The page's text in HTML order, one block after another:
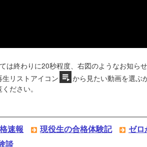
は終わりに20秒程度、右図のようなお知ら
リストアイコン
から見たい動画を選ぶ
ださい。
速報 現役生の合格体験記
ゼロ
談